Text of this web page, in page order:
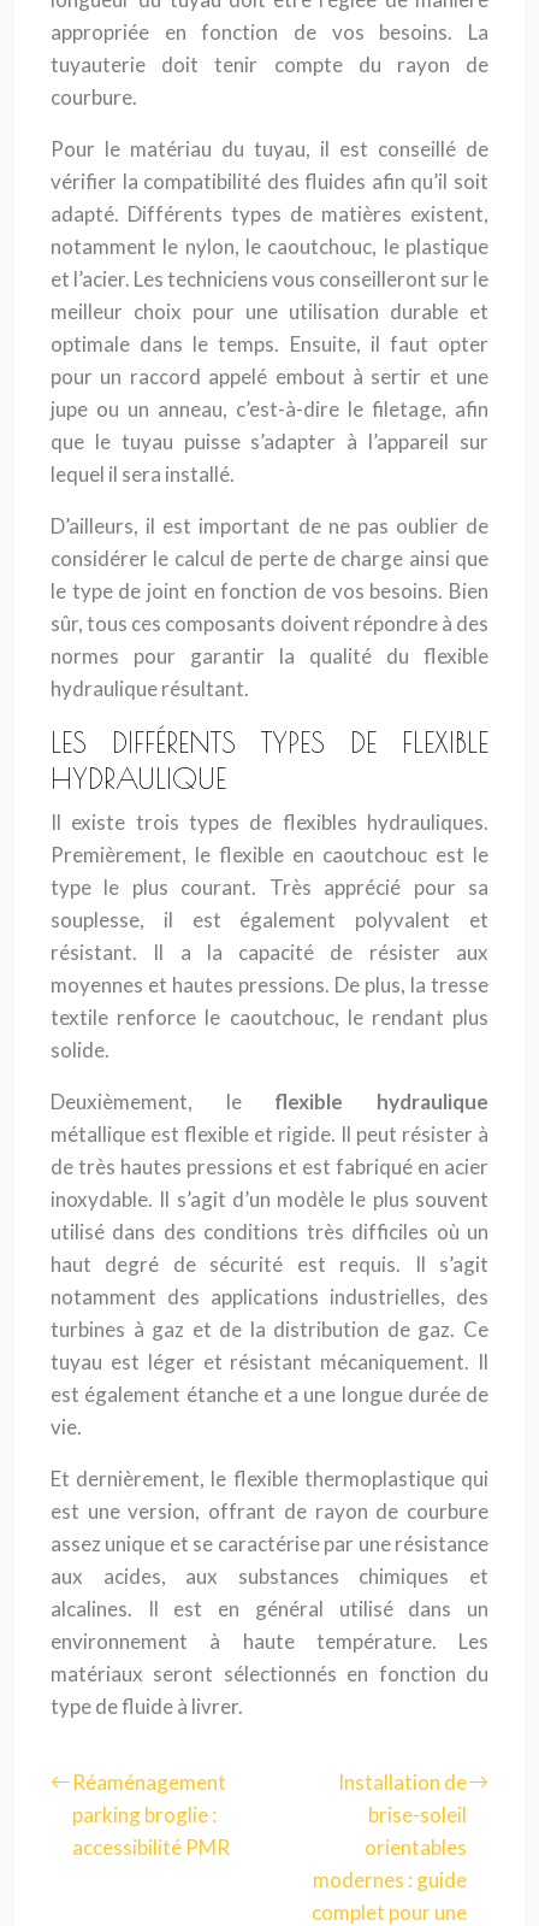
appropriée en fonction de vos besoins. La
tuyauterie doit tenir compte du rayon de
courbure.
Pour le matériau du tuyau, il est conseillé de
vérifier la compatibilité des fluides afin qu’il soit
adapté. Différents types de matières existent,
notamment le nylon, le caoutchouc, le plastique
et l’acier. Les techniciens vous conseilleront sur le
meilleur choix pour une utilisation durable et
optimale dans le temps. Ensuite, il faut opter
pour un raccord appelé embout à sertir et une
jupe ou un anneau, c’est-à-dire le filetage, afin
que le tuyau puisse s’adapter à l’appareil sur
lequel il sera installé.
D’ailleurs, il est important de ne pas oublier de
considérer le calcul de perte de charge ainsi que
le type de joint en fonction de vos besoins. Bien
sûr, tous ces composants doivent répondre à des
normes pour garantir la qualité du flexible
hydraulique résultant.
LES DIFFÉRENTS TYPES DE FLEXIBLE
HYDRAULIQUE
Il existe trois types de flexibles hydrauliques.
Premièrement, le flexible en caoutchouc est le
type le plus courant. Très apprécié pour sa
souplesse, il est également polyvalent et
résistant. Il a la capacité de résister aux
moyennes et hautes pressions. De plus, la tresse
textile renforce le caoutchouc, le rendant plus
solide.
Deuxièmement, le flexible hydraulique
métallique est flexible et rigide. Il peut résister à
de très hautes pressions et est fabriqué en acier
inoxydable. Il s’agit d’un modèle le plus souvent
utilisé dans des conditions très difficiles où un
haut degré de sécurité est requis. Il s’agit
notamment des applications industrielles, des
turbines à gaz et de la distribution de gaz. Ce
tuyau est léger et résistant mécaniquement. Il
est également étanche et a une longue durée de
vie.
Et dernièrement, le flexible thermoplastique qui
est une version, offrant de rayon de courbure
assez unique et se caractérise par une résistance
aux acides, aux substances chimiques et
alcalines. Il est en général utilisé dans un
environnement à haute température. Les
matériaux seront sélectionnés en fonction du
type de fluide à livrer.
Réaménagement
parking broglie :
accessibilité PMR
Installation de
brise-soleil
orientables
modernes : guide
complet pour une